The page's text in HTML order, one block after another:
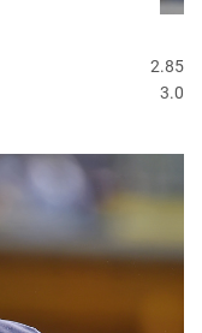
2.85
3.0